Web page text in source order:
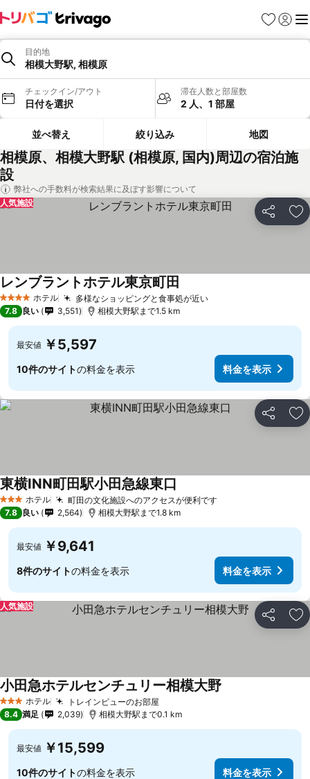
お気に入り
ログイ
メ
目的地
相模大野駅, 相模原
チェックイン/アウト
日付を選択
滞在人数と部屋数
2 人、1 部屋
並べ替え 絞り込み 地図
相模原、相模大野駅 (相模原, 国内)周辺の宿泊施
設
弊社への手数料が検索結果に及ぼす影響について
シェア お
人気施設
4 ホテルのランク
ホテル 多様なショッピングと食事処が近い
レンブラントホテル東京町田
7.8 良い 3,551 相模大野駅まで1.5 km
最安値 ￥5,597
10件のサイトの料金を表示 料金を表示
シェア お
3 ホテルのランク
ホテル 町田の文化施設へのアクセスが便利です
東横INN町田駅小田急線東口
7.8 良い 2,564 相模大野駅まで1.8 km
最安値 ￥9,641
8件のサイトの料金を表示 料金を表示
シェア お
人気施設
3 ホテルのランク
ホテル トレインビューのお部屋
小田急ホテルセンチュリー相模大野
8.4 満足 2,039 相模大野駅まで0.1 km
最安値 ￥15,599
10件のサイトの料金を表示 料金を表示